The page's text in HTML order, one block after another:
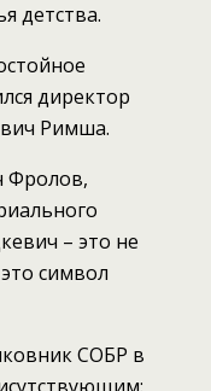
детства.
директор
Римша.
Фролов,
– это не
символ
СОБР в